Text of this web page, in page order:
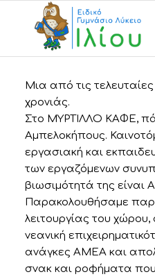
Μια από τις
χρονιάς.
Στο ΜΥΡΤΙΛΛΟ ΚΑΦΕ,
Αμπελοκήπους.
εργασιακή και
των εργαζόμενων
βιωσιμότητά της είναι
Παρακολουθήσαμε
λειτουργίας του
νεανική
ανάγκες ΑΜΕΑ και
σνακ και ροφήματα